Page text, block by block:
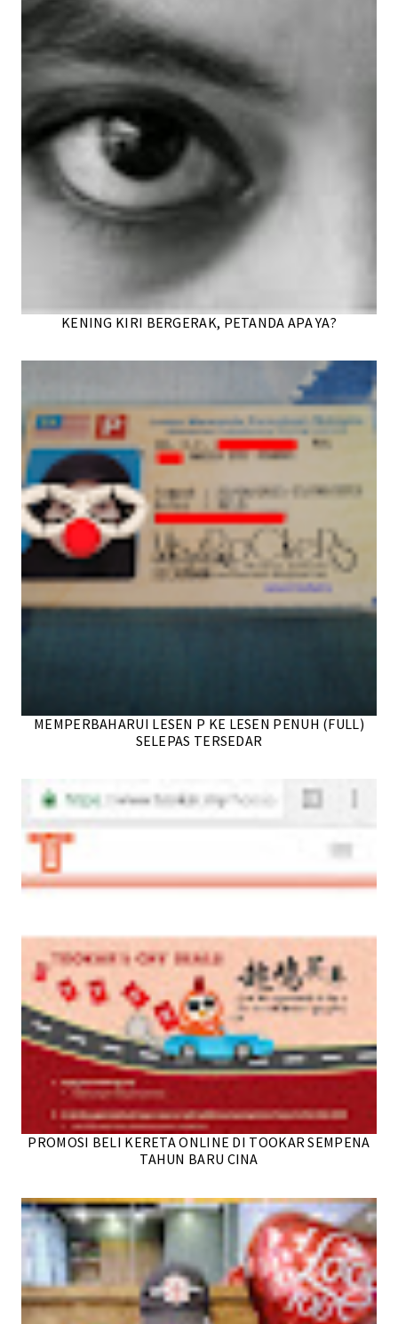
KENING KIRI BERGERAK, PETANDA APA YA?
MEMPERBAHARUI LESEN P KE LESEN PENUH (FULL)
SELEPAS TERSEDAR
PROMOSI BELI KERETA ONLINE DI TOOKAR SEMPENA
TAHUN BARU CINA